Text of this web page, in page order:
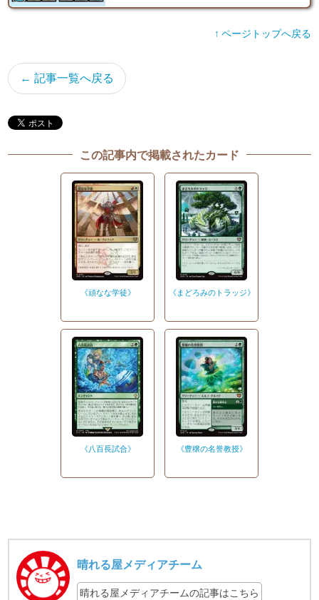
↑ ページトップへ戻る
← 記事一覧へ戻る
この記事内で掲載されたカード
《頑なな学徒》 《まどろみのトラッジ》
《八百長試合》 《豊穣の名誉教授》
晴れる屋メディアチーム
晴れる屋メディアチームの記事はこちら